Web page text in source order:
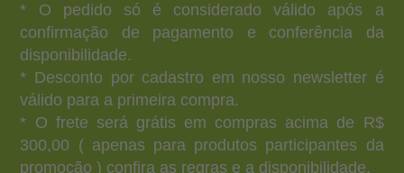
* O pedido só é considerado válido após a
confirmação de pagamento e conferência da
disponibilidade.
* Desconto por cadastro em nosso newsletter é
válido para a primeira compra.
* O frete será grátis em compras acima de R$
300,00 ( apenas para produtos participantes da
promoção ) confira as regras e a disponibilidade.